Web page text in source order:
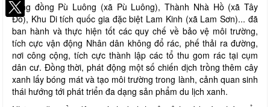
cộng đồng Pù Luông (xã Pù Luông), Thành Nhà Hồ (xã Tây
Đô), Khu Di tích quốc gia đặc biệt Lam Kinh (xã Lam Sơn)... đã
ban hành và thực hiện tốt các quy chế về bảo vệ môi trường,
tích cực vận động Nhân dân không đổ rác, phế thải ra đường,
nơi công cộng, tích cực thành lập các tổ thu gom rác tại cụm
dân cư. Đồng thời, phát động một số chiến dịch trồng thêm cây
xanh lấy bóng mát và tạo môi trường trong lành, cảnh quan sinh
thái hướng tới phát triển đa dạng sản phẩm du lịch xanh.